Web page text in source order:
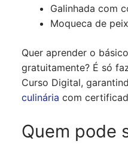
Galinhada com
Moqueca de
Quer aprender o
gratuitamente? É só
Curso Digital,
culinária com
Quem pode